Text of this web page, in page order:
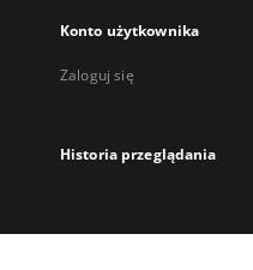
Konto użytkownika
Zaloguj się
Historia przeglądania